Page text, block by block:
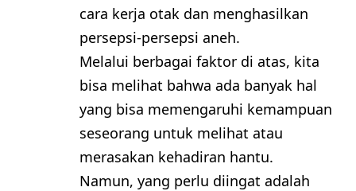
cara kerja otak dan menghasilkan
persepsi-persepsi aneh.
Melalui berbagai faktor di atas, kita
bisa melihat bahwa ada banyak hal
yang bisa memengaruhi kemampuan
seseorang untuk melihat atau
merasakan kehadiran hantu.
Namun, yang perlu diingat adalah